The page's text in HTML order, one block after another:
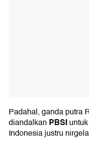
Padahal, ganda putra
diandalkan PBSI
Indonesia justru